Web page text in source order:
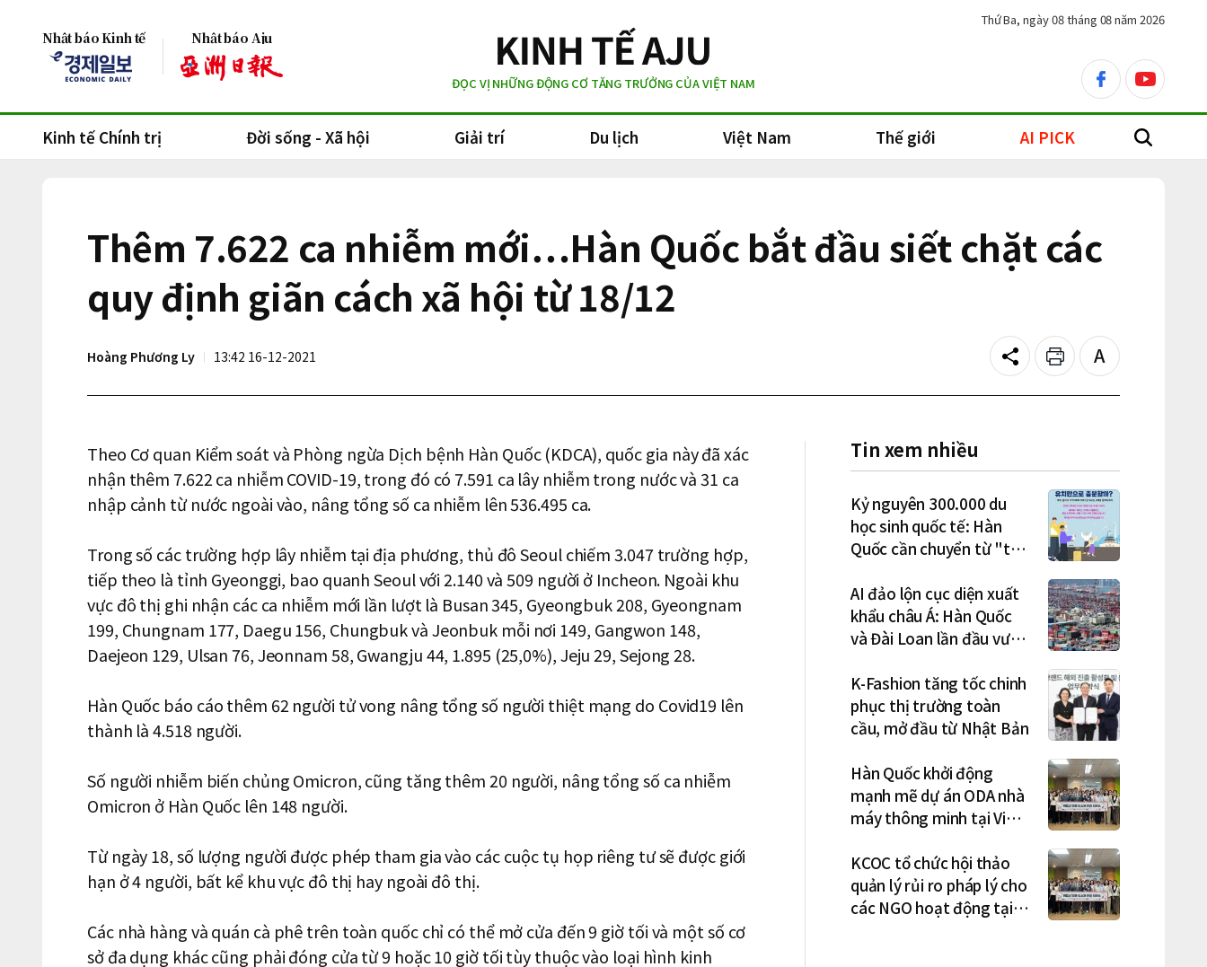
Nhật báo Kinh tế Nhật báo Aju
ĐỌC VỊ NHỮNG ĐỘNG CƠ TĂNG TRƯỞNG CỦA VIỆT NAM
facebookyoutube
Thứ Ba, ngày 08 tháng 08 năm 2026
Kinh tế Chính trị Đời sống - Xã hội Giải trí Du lịch Việt Nam Thế giới AI PICK search
Thêm 7.622 ca nhiễm mới…Hàn Quốc bắt đầu siết chặt các
quy định giãn cách xã hội từ 18/12
Hoàng Phương Ly 13:42 16-12-2021 Share Print
Text
size
Theo Cơ quan Kiểm soát và Phòng ngừa Dịch bệnh Hàn Quốc (KDCA), quốc gia này đã xác
nhận thêm 7.622 ca nhiễm COVID-19, trong đó có 7.591 ca lây nhiễm trong nước và 31 ca
nhập cảnh từ nước ngoài vào, nâng tổng số ca nhiễm lên 536.495 ca.
Trong số các trường hợp lây nhiễm tại địa phương, thủ đô Seoul chiếm 3.047 trường hợp,
tiếp theo là tỉnh Gyeonggi, bao quanh Seoul với 2.140 và 509 người ở Incheon. Ngoài khu
vực đô thị ghi nhận các ca nhiễm mới lần lượt là Busan 345, Gyeongbuk 208, Gyeongnam
199, Chungnam 177, Daegu 156, Chungbuk và Jeonbuk mỗi nơi 149, Gangwon 148,
Daejeon 129, Ulsan 76, Jeonnam 58, Gwangju 44, 1.895 (25,0%), Jeju 29, Sejong 28.
Hàn Quốc báo cáo thêm 62 người tử vong nâng tổng số người thiệt mạng do Covid19 lên
thành là 4.518 người.
Số người nhiễm biến chủng Omicron, cũng tăng thêm 20 người, nâng tổng số ca nhiễm
Omicron ở Hàn Quốc lên 148 người.
Từ ngày 18, số lượng người được phép tham gia vào các cuộc tụ họp riêng tư sẽ được giới
hạn ở 4 người, bất kể khu vực đô thị hay ngoài đô thị.
Các nhà hàng và quán cà phê trên toàn quốc chỉ có thể mở cửa đến 9 giờ tối và một số cơ
sở đa dụng khác cũng phải đóng cửa từ 9 hoặc 10 giờ tối tùy thuộc vào loại hình kinh
Tin xem nhiều
Kỷ nguyên 300.000 du
học sinh quốc tế: Hàn
Quốc cần chuyển từ "thu
việc làm – định cư"
AI đảo lộn cục diện xuất
khẩu châu Á: Hàn Quốc
và Đài Loan lần đầu vượt
K-Fashion tăng tốc chinh
phục thị trường toàn
cầu, mở đầu từ Nhật Bản
Hàn Quốc khởi động
mạnh mẽ dự án ODA nhà
máy thông minh tại Việt
phối ở Hà Nội
KCOC tổ chức hội thảo
quản lý rủi ro pháp lý cho
các NGO hoạt động tại